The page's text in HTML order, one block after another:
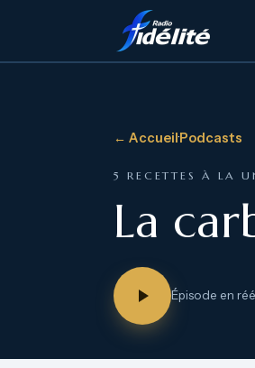
← Accueil·Podcasts
5 RECETTES À LA
La
Épisode en